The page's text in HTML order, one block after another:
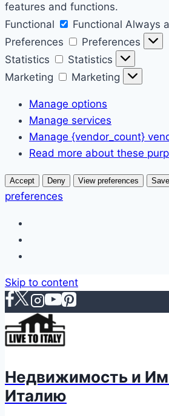
features and functions.
Functional
Functional Always
Preferences
Preferences
Statistics
Statistics
Marketing
Marketing
Manage options
Manage services
Manage {vendor_count}
Read more about these
Accept Deny View preferences
preferences
Skip to content
Недвижимость и
Италию